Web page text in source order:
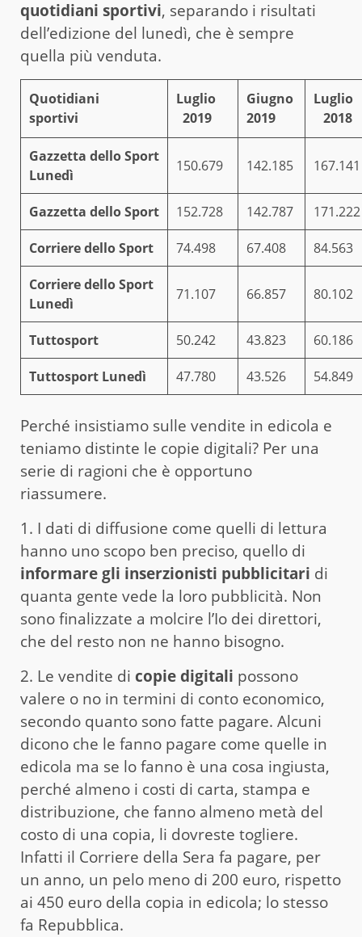
quotidiani sportivi, separando i risultati
dell’edizione del lunedì, che è sempre
quella più venduta.
Quotidiani
sportivi
Luglio
2019
Giugno
2019
Luglio
2018
Gazzetta dello Sport
Lunedì
150.679 142.185 167.141
Gazzetta dello Sport 152.728 142.787 171.222
Corriere dello Sport 74.498 67.408 84.563
Corriere dello Sport
Lunedì
71.107 66.857 80.102
Tuttosport 50.242 43.823 60.186
Tuttosport Lunedì 47.780 43.526 54.849
Perché insistiamo sulle vendite in edicola e
teniamo distinte le copie digitali? Per una
serie di ragioni che è opportuno
riassumere.
1. I dati di diffusione come quelli di lettura
hanno uno scopo ben preciso, quello di
informare gli inserzionisti pubblicitari di
quanta gente vede la loro pubblicità. Non
sono finalizzate a molcire l’Io dei direttori,
che del resto non ne hanno bisogno.
2. Le vendite di copie digitali possono
valere o no in termini di conto economico,
secondo quanto sono fatte pagare. Alcuni
dicono che le fanno pagare come quelle in
edicola ma se lo fanno è una cosa ingiusta,
perché almeno i costi di carta, stampa e
distribuzione, che fanno almeno metà del
costo di una copia, li dovreste togliere.
Infatti il Corriere della Sera fa pagare, per
un anno, un pelo meno di 200 euro, rispetto
ai 450 euro della copia in edicola; lo stesso
fa Repubblica.